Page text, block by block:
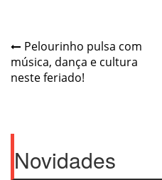
Post
navigation
Pelourinho pulsa com
música, dança e cultura
neste feriado!
Novidades